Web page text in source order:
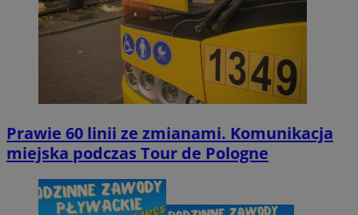
Prawie 60 linii ze zmianami. Komunikacja
miejska podczas Tour de Pologne